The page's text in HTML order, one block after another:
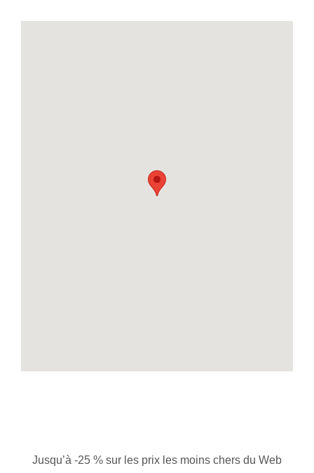
Jusqu’à -25 % sur les prix les moins chers du Web